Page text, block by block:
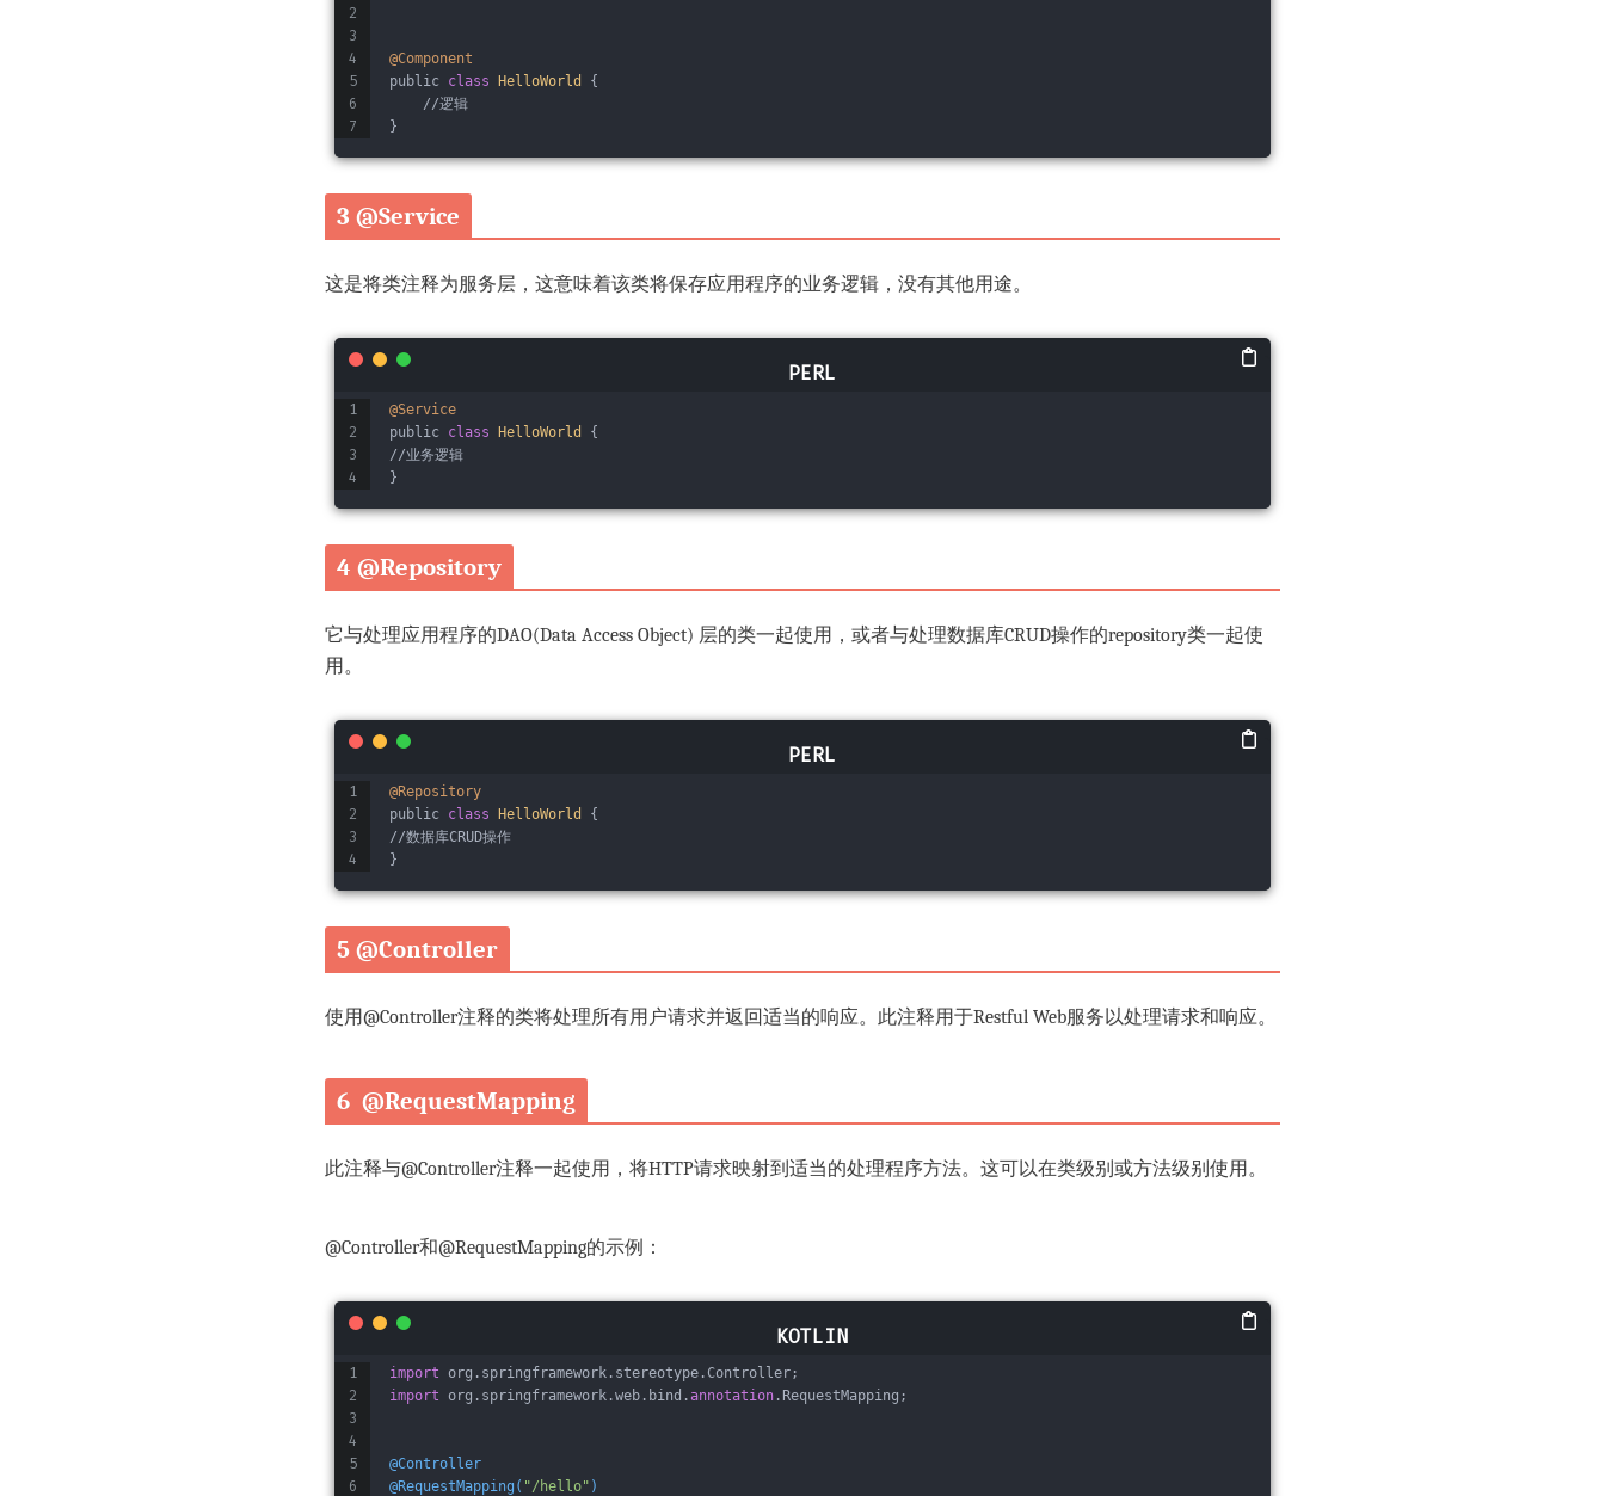
@Component
public class HelloWorld
{
//逻辑
}
3 @Service
这是将类注释为服务层，这意味着该类将保存应用程序的业务逻辑，没有其他用途。
@Service
public class HelloWorld
{
//业务逻辑
}
4 @Repository
它与处理应用程序的DAO(Data Access Object) 层的类一起使用，或者与处理数据库CRUD操作的repository类一起使
用。
@Repository
public class HelloWorld
{
//数据库CRUD操作
}
5 @Controller
使用@Controller注释的类将处理所有用户请求并返回适当的响应。此注释用于Restful Web服务以处理请求和响应。
6 @RequestMapping
此注释与@Controller注释一起使用，将HTTP请求映射到适当的处理程序方法。这可以在类级别或方法级别使用。
@Controller和@RequestMapping的示例：
import org.springframework.stereotype.Controller;
import org.springframework.web.bind. annotation .RequestMapping;
@Controller
@RequestMapping( "/hello" )